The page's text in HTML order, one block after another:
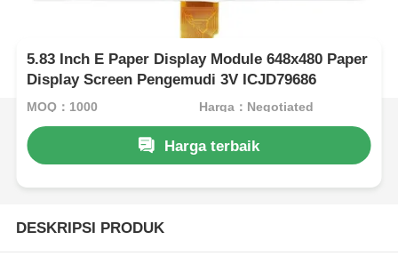
5.83 Inch E Paper Display Module 648x480 Paper
Display Screen Pengemudi 3V ICJD79686
MOQ：1000 Harga：Negotiated
Harga terbaik
DESKRIPSI PRODUK